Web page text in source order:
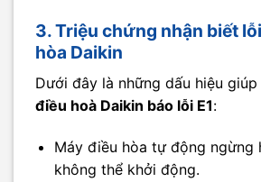
3. Triệu chứng nhận biết
hòa Daikin
Dưới đây là những dấu hiệu
điều hoà Daikin báo lỗi E1:
Máy điều hòa tự động ngừng
không thể khởi động.